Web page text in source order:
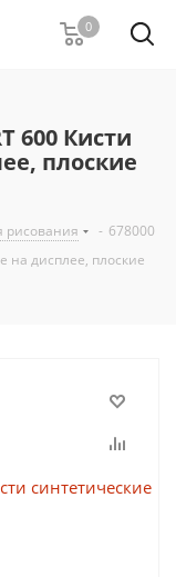
0
600 Кисти
плоские
рисования - 678000
на дисплее, плоские